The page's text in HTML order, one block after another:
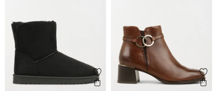
Ajouter aux favoris
Aperçu rapide